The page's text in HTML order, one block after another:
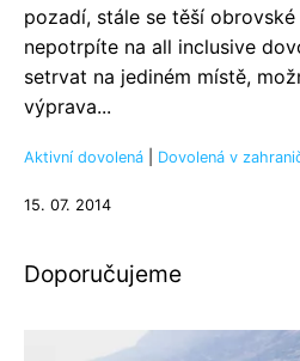
pozadí, stále se těší
nepotrpíte na all inclusive
setrvat na jediném místě,
výprava...
Aktivní dovolená Dovolená v
15. 07. 2014
Doporučujeme